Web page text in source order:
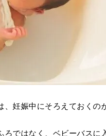
、妊娠中にそろえておくの
ではなく、ベビーバスに